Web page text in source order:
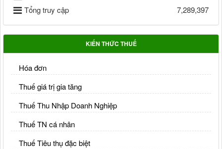
Tổng truy cập
7,289,397
KIẾN THỨC THUẾ
Hóa đơn
Thuế giá trị gia tăng
Thuế Thu Nhập Doanh Nghiệp
Thuế TN cá nhân
Thuế Tiêu thụ đặc biệt